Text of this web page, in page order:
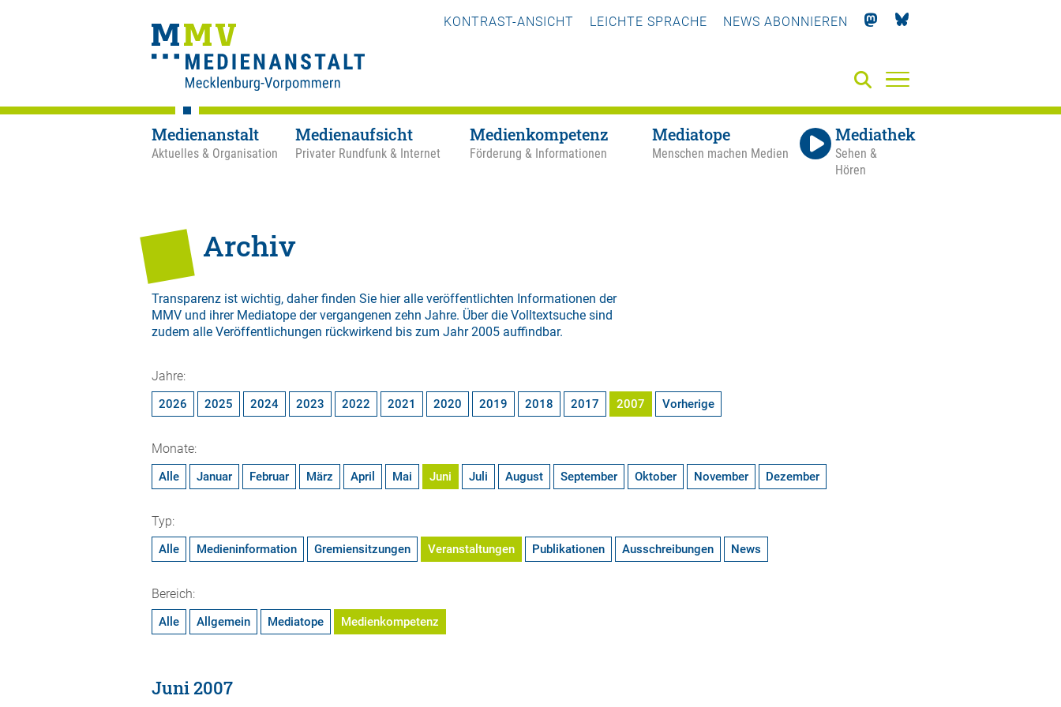
KONTRAST-ANSICHT LEICHTE SPRACHE NEWS ABONNIEREN
Medienanstalt
Aktuelles & Organisation
Medienaufsicht
Privater Rundfunk & Internet
Medienkompetenz
Förderung & Informationen
Mediatope
Menschen machen Medien
Mediathek
Sehen &
Hören
Archiv
Transparenz ist wichtig, daher finden Sie hier alle veröffentlichten Informationen der
MMV und ihrer Mediatope der vergangenen zehn Jahre. Über die Volltextsuche sind
zudem alle Veröffentlichungen rückwirkend bis zum Jahr 2005 auffindbar.
Jahre:
2026 2025 2024 2023 2022 2021 2020 2019 2018 2017 2007 Vorherige
Monate:
Alle Januar Februar März April Mai Juni Juli August September Oktober November Dezember
Typ:
Alle Medieninformation Gremiensitzungen Veranstaltungen Publikationen Ausschreibungen News
Bereich:
Alle Allgemein Mediatope Medienkompetenz
Juni 2007